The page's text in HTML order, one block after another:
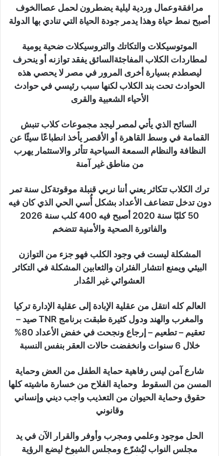
مرافقةوعمال وردية ليلية يضطرون لحمل عصاالخوف
أصبح نمط حياة وهذا يدمر جودة الحياة التي تنادي بها الدولة
الموتوسيكلات والتكاتك والتروسيكلات ضحية يومية
لمطاردات الكلاب المفاجئةالسائق يفقد توازنه أو ينحرف
ليصطدم بسيارة أخرى المرور في مصر لا يحصي هذه
الحوادث تحت بند الكلاب لكنها سبب رئيسي في حوادث
الأحياء الشعبية والقرى
السائح الذي يأتي لمصر ليجد مجموعات كلاب تنبش
القمامة في وسط القاهرة أو الأقصر يأخذ انطباعًا سيئًا عن
النظافة والنظام السمعة السياحية تتأثر والاستثمار يهرب
من مناطق غير آمنة
ترك الكلاب تتكاثر يعني أننا نربي قنبلة موقوتةكل سنة تمر
دون تدخل تتضاعف الأعداد بشكل أُسي الحي الذي كان فيه
50 كلبًا سنة 2020 أصبح فيه 400 كلب سنة 2026
والفاتورة الصحية والأمنية تتضخم
المشكلة ليست في وجود الكلب فهو جزء من التوازن
البيئي ويمنع انتشار الفئران والثعابين المشكلة في التكاثر
العشوائي غير المُدار
العالم كله انتقل من عقلية الإبادة إلى عقلية الإدارة تركيا
والمغرب والهند ودول كثيرة طبقت برنامج TNR صيد –
تعقيم – تطعيم – إرجاع ونجحت في خفض الأعداد 80%
خلال 6 سنوات وانخفضت حالات العقر بنفس النسبة
شارع آمن ليس رفاهية حماية الطفل من العض وحماية
المسن من السقوط وحماية الفلاح من خسارة ماشيته كلها
حقوق وحماية الحيوان من التعذيب واجب ديني وإنساني
وقانوني
الحل موجود وعلمي ومجرب وأوفر والقرار الآن في يد
مجلس النواب ليُشرّع ومجلس الشيوخ ليضع الرؤية